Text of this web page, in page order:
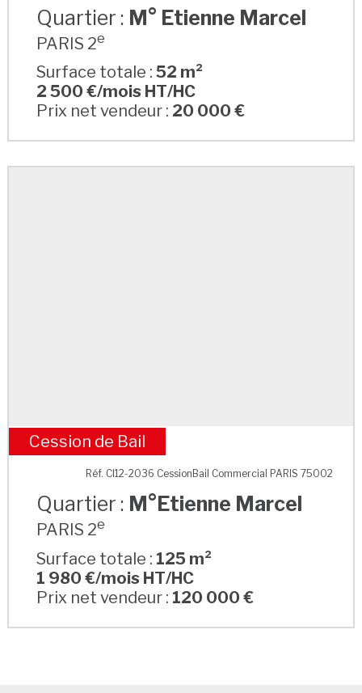
Quartier : M° Etienne Marcel
PARIS 2e
Surface totale :52 m²
2 500 €/mois HT/HC
Prix net vendeur : 20 000 €
M°Etienne Marcel
Cession de Bail
Réf. CI12-2036 CessionBail Commercial PARIS 75002
Quartier : M°Etienne Marcel
PARIS 2e
Surface totale : 125 m²
1 980 €/mois HT/HC
Prix net vendeur : 120 000 €